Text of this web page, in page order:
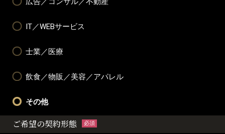
IT／WEBサービス
士業／医療
飲食／物販／美容／アパレル
その他
ご希望の契約形態 必須